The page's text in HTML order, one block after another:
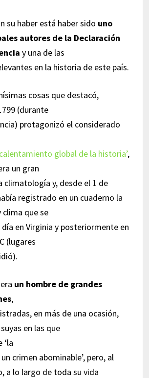
su haber está haber sido uno
autores de la Declaración
y una de las
en la historia de este país.
cosas que destacó,
(durante
protagonizó el considerado
global de la historia’,
un gran
climatología y, desde el 1 de
registrado en un cuaderno la
que se
en Virginia y posteriormente en
(lugares
un hombre de grandes
,
en más de una ocasión,
en las que
‘la
crimen abominable’, pero, al
a lo largo de toda su vida